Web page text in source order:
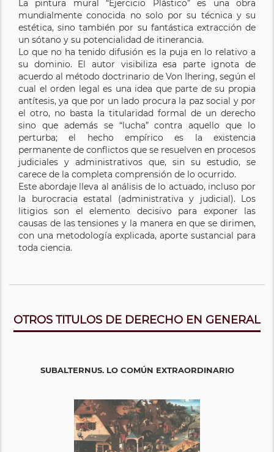
La pintura mural “Ejercicio Plástico” es una obra
mundialmente conocida no solo por su técnica y su
estética, sino también por su fantástica extracción de
un sótano y su potencialidad de itinerancia.
Lo que no ha tenido difusión es la puja en lo relativo a
su dominio. El autor visibiliza esa parte ignota de
acuerdo al método doctrinario de Von Ihering, según el
cual el orden legal es una idea que parte de su propia
antítesis, ya que por un lado procura la paz social y por
el otro, no basta la titularidad formal de un derecho
sino que además se “lucha” contra aquello que lo
perturba; el hecho empírico es la existencia
permanente de conflictos que se resuelven en procesos
judiciales y administrativos que, sin su estudio, se
carece de la completa comprensión de lo ocurrido.
Este abordaje lleva al análisis de lo actuado, incluso por
la burocracia estatal (administrativa y judicial). Los
litigios son el elemento decisivo para exponer las
causas de las tensiones y la manera en que se dirimen,
con una metodología explicada, aporte sustancial para
toda ciencia.
OTROS TITULOS DE DERECHO EN GENERAL
SUBALTERNUS. LO COMÚN EXTRAORDINARIO